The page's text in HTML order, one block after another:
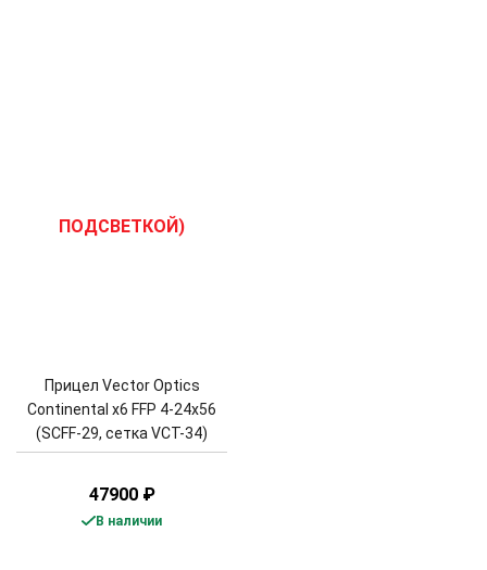
Прицел Vector Optics
Continental x6 FFP 4-24x56
(SCFF-29, сетка VCT-34)
47900 ₽
В наличии